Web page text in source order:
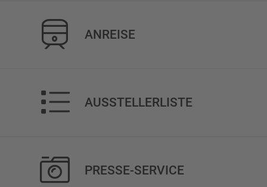
ANREISE
AUSSTELLERLISTE
PRESSE-SERVICE